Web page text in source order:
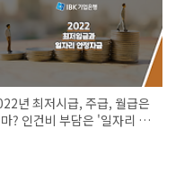
년 최저시급, 주급, 월급은
? 인건비 부담은 '일자리 안